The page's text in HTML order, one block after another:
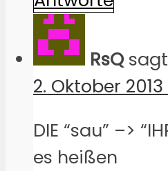
RsQ
2. Oktober
DIE “sau” –>
es heißen